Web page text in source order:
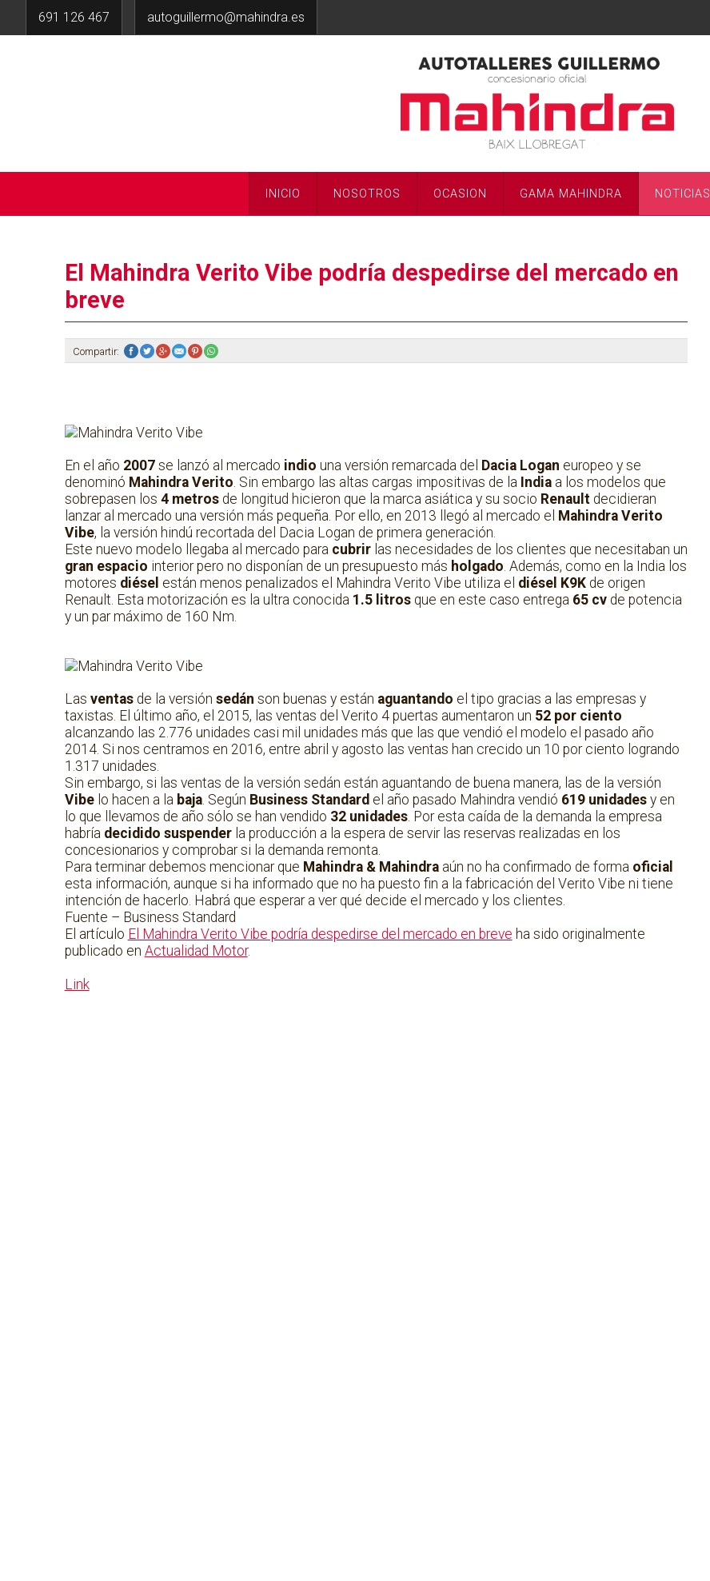
691 126 467 autoguillermo@mahindra.es
INICIO NOSOTROS OCASION GAMA MAHINDRA NOTICIAS
El Mahindra Verito Vibe podría despedirse del mercado en
breve
Compartir:
En el año 2007se lanzó al mercado indio una versión remarcada del Dacia Logan europeo y se
denominó Mahindra Verito . Sin embargo las altas cargas impositivas de la Indiaa los modelos que
sobrepasen los 4 metrosde longitud hicieron que la marca asiática y su socio Renaultdecidieran
lanzar al mercado una versión más pequeña. Por ello, en 2013 llegó al mercado el Mahindra Verito
Vibe, la versión hindú recortada del Dacia Logan de primera generación.
Este nuevo modelo llegaba al mercado para cubrirlas necesidades de los clientes que necesitaban un
gran espacio interior pero no disponían de un presupuesto más holgado . Además, como en la India los
motores diésel están menos penalizados el Mahindra Verito Vibe utiliza el diésel K9Kde origen
Renault. Esta motorización es la ultra conocida 1.5 litrosque en este caso entrega 65 cvde potencia
y un par máximo de 160 Nm.
Las ventasde la versión sedán son buenas y están aguantando el tipo gracias a las empresas y
taxistas. El último año, el 2015, las ventas del Verito 4 puertas aumentaron un 52 por ciento
alcanzando las 2.776 unidades casi mil unidades más que las que vendió el modelo el pasado año
2014. Si nos centramos en 2016, entre abril y agosto las ventas han crecido un 10 por ciento logrando
1.317 unidades.
Sin embargo, si las ventas de la versión sedán están aguantando de buena manera, las de la versión
Vibelo hacen a la baja. Según Business Standard el año pasado Mahindra vendió 619 unidadesy en
lo que llevamos de año sólo se han vendido 32 unidades. Por esta caída de la demanda la empresa
habría decidido suspenderla producción a la espera de servir las reservas realizadas en los
concesionarios y comprobar si la demanda remonta.
Para terminar debemos mencionar que Mahindra & Mahindraaún no ha confirmado de forma oficial
esta información, aunque si ha informado que no ha puesto fin a la fabricación del Verito Vibe ni tiene
intención de hacerlo. Habrá que esperar a ver qué decide el mercado y los clientes.
Fuente – Business Standard
El artículo El Mahindra Verito Vibe podría despedirse del mercado en breve ha sido originalmente
publicado en Actualidad Motor.
Link